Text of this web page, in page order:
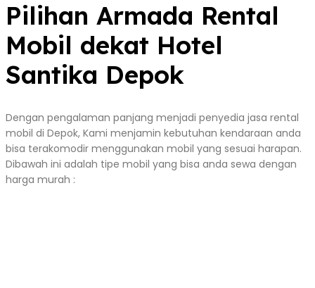
Pilihan Armada Rental
Mobil dekat Hotel
Santika Depok
Dengan pengalaman panjang menjadi penyedia jasa rental
mobil di Depok, Kami menjamin kebutuhan kendaraan anda
bisa terakomodir menggunakan mobil yang sesuai harapan.
Dibawah ini adalah tipe mobil yang bisa anda sewa dengan
harga murah :